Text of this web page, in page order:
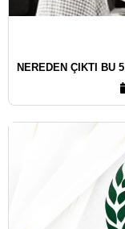
NEREDEN ÇIKTI BU